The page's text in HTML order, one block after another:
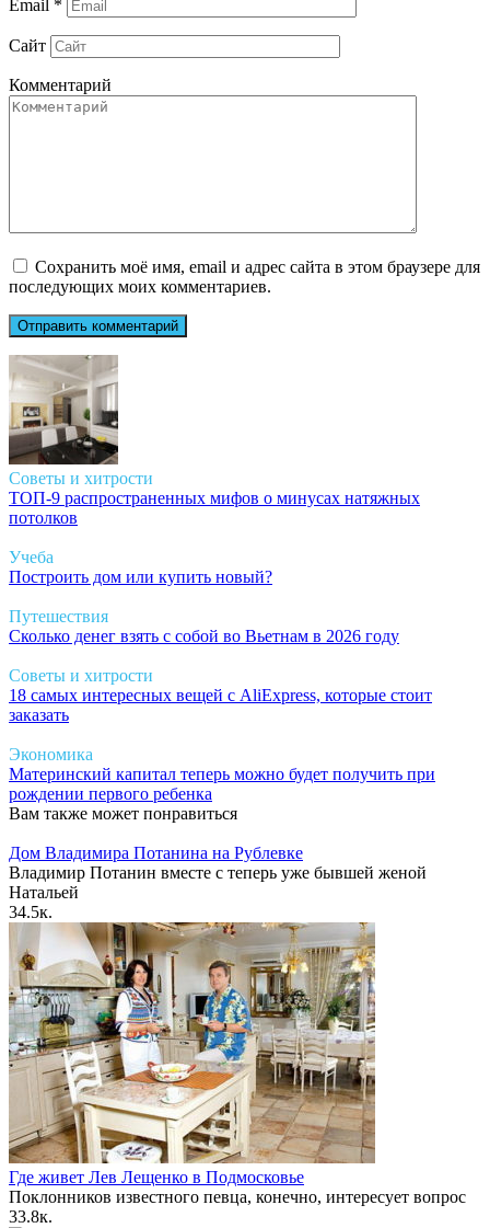
Email *
Сайт
Комментарий
Сохранить моё имя, email и адрес сайта в этом браузере для
последующих моих комментариев.
Советы и хитрости
ТОП-9 распространенных мифов о минусах натяжных
потолков
Учеба
Построить дом или купить новый?
Путешествия
Сколько денег взять с собой во Вьетнам в 2026 году
Советы и хитрости
18 самых интересных вещей с AliExpress, которые стоит
заказать
Экономика
Материнский капитал теперь можно будет получить при
рождении первого ребенка
Вам также может понравиться
Дом Владимира Потанина на Рублевке
Владимир Потанин вместе с теперь уже бывшей женой
Натальей
34.5к.
Где живет Лев Лещенко в Подмосковье
Поклонников известного певца, конечно, интересует вопрос
33.8к.